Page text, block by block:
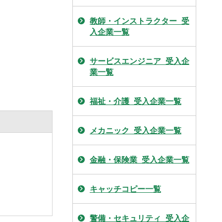
教師・インストラクター_受
入企業一覧
サービスエンジニア_受入企
業一覧
福祉・介護_受入企業一覧
メカニック_受入企業一覧
金融・保険業_受入企業一覧
キャッチコピー一覧
警備・セキュリティ_受入企